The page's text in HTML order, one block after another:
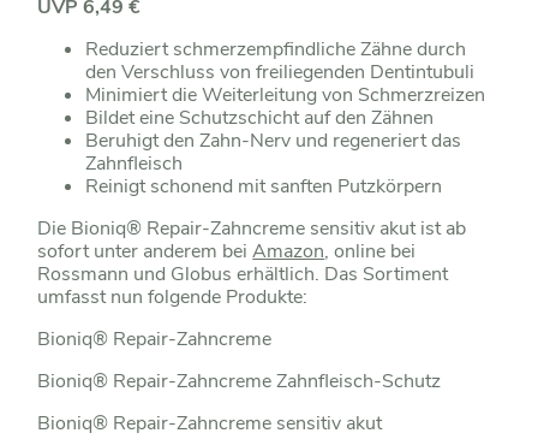
UVP 6,49 €
Reduziert schmerzempfindliche Zähne durch
den Verschluss von freiliegenden Dentintubuli
Minimiert die Weiterleitung von Schmerzreizen
Bildet eine Schutzschicht auf den Zähnen
Beruhigt den Zahn-Nerv und regeneriert das
Zahnfleisch
Reinigt schonend mit sanften Putzkörpern
Die Bioniq® Repair-Zahncreme sensitiv akut ist ab
sofort unter anderem beiAmazon, online bei
Rossmann und Globus erhältlich. Das Sortiment
umfasst nun folgende Produkte:
Bioniq® Repair-Zahncreme
Bioniq® Repair-Zahncreme Zahnfleisch-Schutz
Bioniq® Repair-Zahncreme sensitiv akut